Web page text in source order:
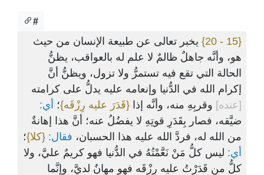
#
{15 - 20}
يخبر تعالى عن طبيعة الإنسان من حيث
هو، وأنَّه جاهلٌ ظالمٌ لا علم له بالعواقب، يظنُّ
الحالة التي تقع فيه تستمرُّ ولا تزول، ويظنُّ أنَّ
إكرام الله في الدُّنيا وإنعامه عليه يدلُّ على كرامته
[عنده] وقربِهِ منه، وأنَّه إذا {قَدَرَ عليه رِزْقَه}؛ أي:
ضيَّقه، فصار بِقَدَرِ قوتِهِ لا يفضُلُ عنه؛ أنَّ هذا إهانةٌ
من الله له، فردَّ الله عليه هذا الحسبان، فقال: {كلا}؛
أي: ليس كلُّ مَنْ نَعَّمْتُهُ في الدُّنيا فهو كريمٌ عليَّ، ولا
كلُّ من قَدَرْتُ عليه رِزْقَه فهو مهانٌ لديَّ، وإنَّما